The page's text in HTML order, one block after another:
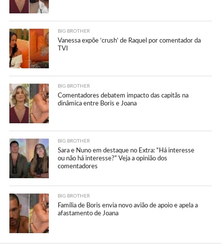
BIG BROTHER
Vanessa expõe ‘crush’ de Raquel por comentador da
TVI
BIG BROTHER
Comentadores debatem impacto das capitãs na
dinâmica entre Boris e Joana
BIG BROTHER
Sara e Nuno em destaque no Extra: “Há interesse
ou não há interesse?” Veja a opinião dos
comentadores
BIG BROTHER
Família de Boris envia novo avião de apoio e apela a
afastamento de Joana